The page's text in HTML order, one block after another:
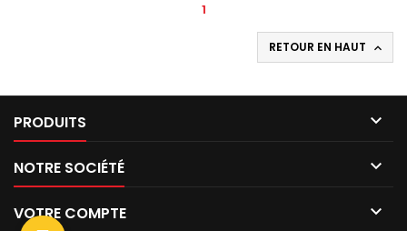
1
RETOUR EN HAUT 
PRODUITS 
NOTRE SOCIÉTÉ 
VOTRE COMPTE 